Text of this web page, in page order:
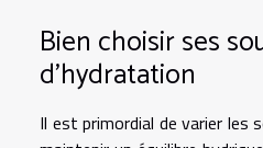
Bien choisir ses
d'hydratation
Il est primordial de varier les